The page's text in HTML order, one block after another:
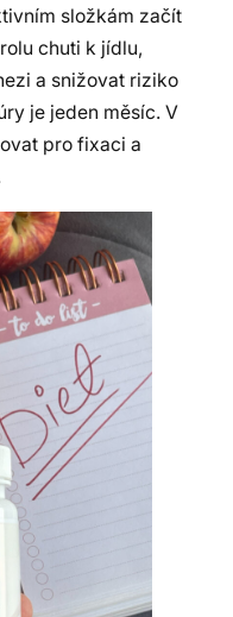
složkám začít
chuti k jídlu,
a snižovat riziko
je jeden měsíc. V
pro fixaci a